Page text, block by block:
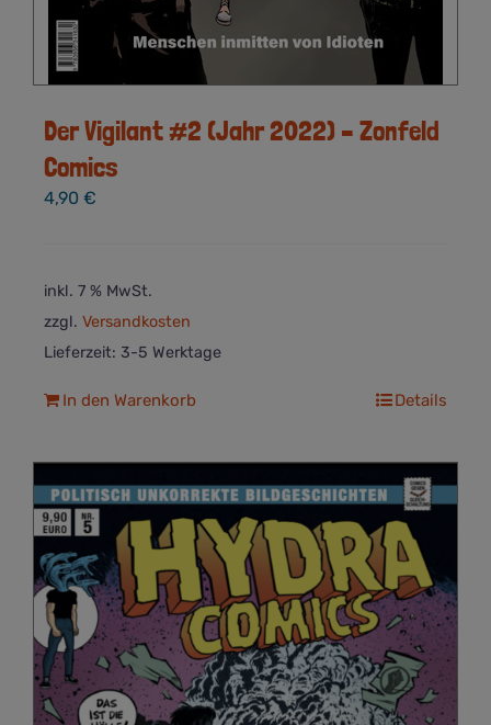
Der Vigilant #2 (Jahr 2022) – Zonfeld
Comics
4,90 €
inkl. 7 % MwSt.
zzgl. Versandkosten
Lieferzeit: 3-5 Werktage
In den Warenkorb Details